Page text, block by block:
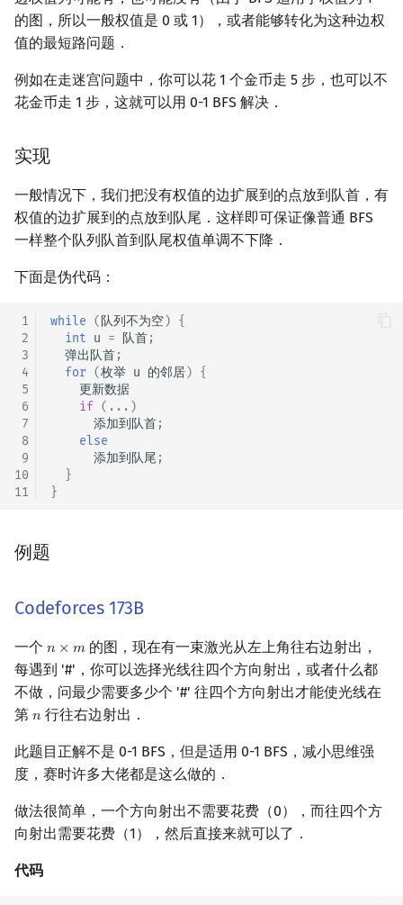
的图，所以一般权值是 0 或 1），或者能够转化为这种边权
值的最短路问题．
例如在走迷宫问题中，你可以花 1 个金币走 5 步，也可以不
花金币走 1 步，这就可以用 0-1 BFS 解决．
实现
一般情况下，我们把没有权值的边扩展到的点放到队首，有
权值的边扩展到的点放到队尾．这样即可保证像普通 BFS
一样整个队列队首到队尾权值单调不下降．
下面是伪代码：
1
2
3
4
5
6
7
8
9
10
11
while (队列不为空) {
int u = 队首;
弹出队首;
for (枚举 u 的邻居) {
更新数据
if (...)
添加到队首;
else
添加到队尾 ;
}
}
例题
Codeforces 173B
一个 𝑛 × 𝑚
n ×m
的图，现在有一束激光从左上角往右边射出，
每遇到 '#'，你可以选择光线往四个方向射出，或者什么都
不做，问最少需要多少个 '#' 往四个方向射出才能使光线在
第 𝑛
n 行往右边射出．
此题目正解不是 0-1 BFS，但是适用 0-1 BFS，减小思维强
度，赛时许多大佬都是这么做的．
做法很简单，一个方向射出不需要花费（0），而往四个方
向射出需要花费（1），然后直接来就可以了．
代码